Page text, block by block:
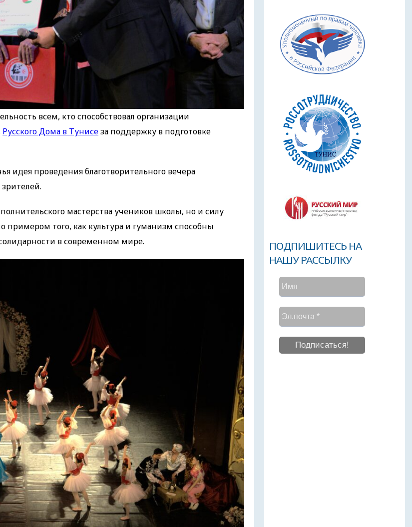
всем, кто способствовал организации
Русского Дома в Тунисеза поддержку в подготовке
идея проведения благотворительного вечера
мастерства учеников школы, но и силу
примером того, как культура и гуманизм способны
в современном мире.
ПОДПИШИТЕСЬ НА
НАШУ РАССЫЛКУ